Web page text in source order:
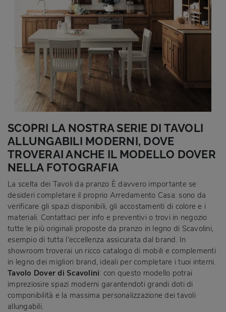
SCOPRI LA NOSTRA SERIE DI TAVOLI
ALLUNGABILI MODERNI, DOVE
TROVERAI ANCHE IL MODELLO DOVER
NELLA FOTOGRAFIA
La scelta dei Tavoli da pranzo È davvero importante se
desideri completare il proprio Arredamento Casa: sono da
verificare gli spazi disponibili, gli accostamenti di colore e i
materiali. Contattaci per info e preventivi o trovi in negozio
tutte le più originali proposte da pranzo in legno di Scavolini,
esempio di tutta l'eccellenza assicurata dal brand. In
showroom troverai un ricco catalogo di mobili e complementi
in legno dei migliori brand, ideali per completare i tuoi interni.
Tavolo Dover di Scavolini: con questo modello potrai
impreziosire spazi moderni garantendoti grandi doti di
componibilità e la massima personalizzazione dei tavoli
allungabili.